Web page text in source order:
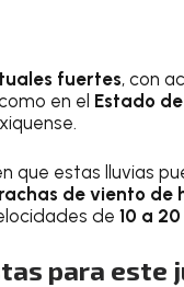
fuertes, con
en el Estado
que estas lluvias
rachas de viento de
de 10 a
para este